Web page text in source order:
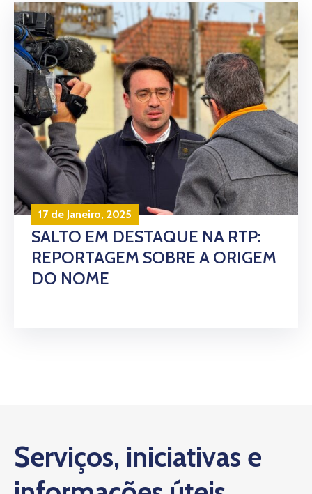
17 de Janeiro, 2025
SALTO EM DESTAQUE NA RTP:
REPORTAGEM SOBRE A ORIGEM
DO NOME
Serviços, iniciativas e